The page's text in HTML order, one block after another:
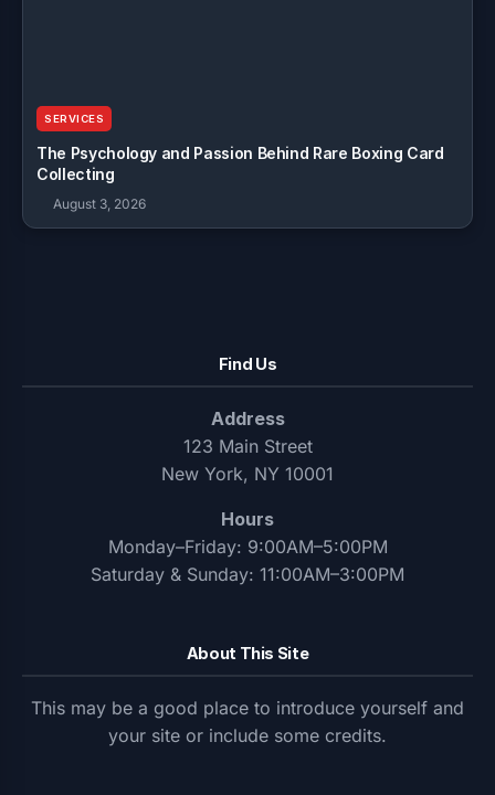
SERVICES
The Psychology and Passion Behind Rare Boxing Card
Collecting
August 3, 2026
Find Us
Address
123 Main Street
New York, NY 10001
Hours
Monday–Friday: 9:00AM–5:00PM
Saturday & Sunday: 11:00AM–3:00PM
About This Site
This may be a good place to introduce yourself and
your site or include some credits.